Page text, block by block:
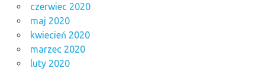
czerwiec 2020
maj 2020
kwiecień 2020
marzec 2020
luty 2020